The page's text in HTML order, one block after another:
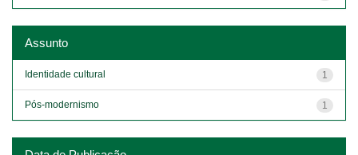
Assunto
1
Identidade cultural
1
Pós-modernismo